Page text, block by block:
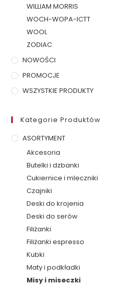
WILLIAM MORRIS
WOCH-WOPA-ICTT
WOOL
ZODIAC
NOWOŚCI
PROMOCJE
WSZYSTKIE PRODUKTY
Kategorie Produktów
ASORTYMENT
Akcesoria
Butelki i dzbanki
Cukiernice i mleczniki
Czajniki
Deski do krojenia
Deski do serów
Filiżanki
Filiżanki espresso
Kubki
Maty i podkładki
Misy i miseczki